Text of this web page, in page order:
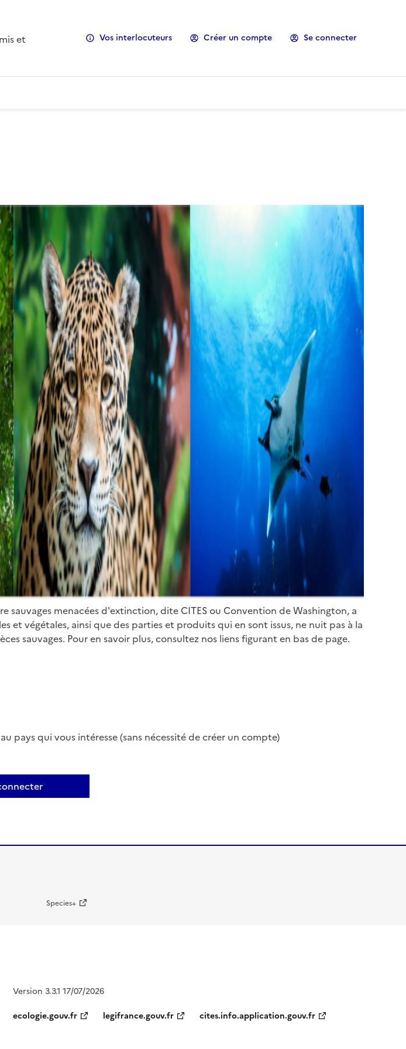
et
Vos interlocuteurs Créer un compte Se connecter
menacées d'extinction, dite CITES ou Convention de Washington, a
végétales, ainsi que des parties et produits qui en sont issus, ne nuit pas à la
sauvages. Pour en savoir plus, consultez nos liens figurant en bas de page.
pays qui vous intéresse (sans nécessité de créer un compte)
Species+
Version 3.3.1 17/07/2026
ecologie.gouv.fr
legifrance.gouv.fr cites.info.application.gouv.fr